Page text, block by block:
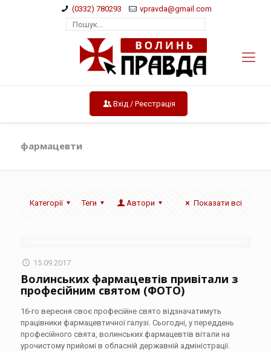
(0332) 780293 vpravda@gmail.com
Вхід / Реєстрація
фармацевти
Категорії Теги Автори Показати всі
15.09.2017
Волинських фармацевтів привітали з
професійним святом (ФОТО)
16-го вересня своє професійне свято відзначатимуть
працівники фармацевтичної галузі. Сьогодні, у переддень
професійного свята, волинських фармацевтів вітали на
урочистому прийомі в обласній державній адміністрації.